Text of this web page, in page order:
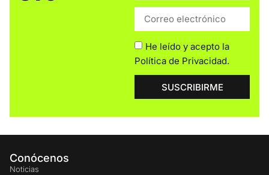
He leído y acepto la
Política de Privacidad.
SUSCRIBIRME
Conócenos
Noticias